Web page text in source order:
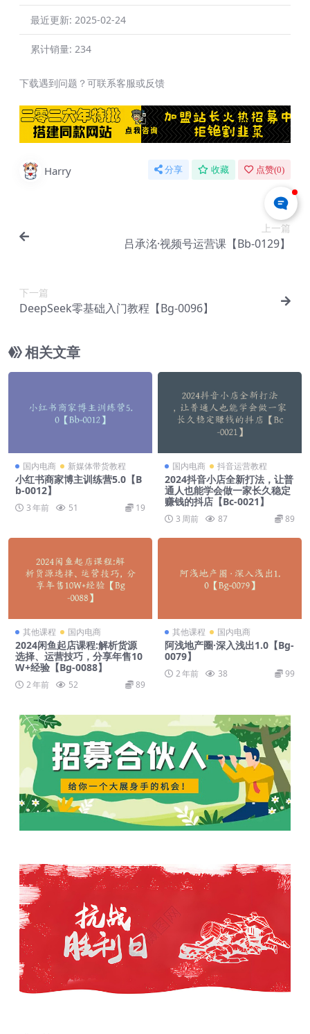
最近更新: 2025-02-24
累计销量: 234
下载遇到问题？可联系客服或反馈
Harry 分享 收藏 点赞(0)
上一篇
吕承洺·视频号运营课【Bb-0129】
下一篇
DeepSeek零基础入门教程【Bg-0096】
相关文章
国内电商 新媒体带货教程
小红书商家博主训练营5.0【B
b-0012】
3 年前 51 19
国内电商 抖音运营教程
2024抖音小店全新打法，让普
通人也能学会做一家长久稳定
赚钱的抖店【Bc-0021】
3 周前 87 89
其他课程 国内电商
2024闲鱼起店课程:解析货源
选择、运营技巧，分享年售10
W+经验【Bg-0088】
2 年前 52 89
其他课程 国内电商
阿浅地产圈·深入浅出1.0【Bg-
0079】
2 年前 38 99